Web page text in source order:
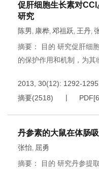
促肝细胞生长素对CCl
研究
陈男 , 康桦, 邓祖跃, 王丹,
摘要： 目的 研究促肝细
的保护作用和机制，为
2013, 30(12): 1292-1295.
摘要(2518) PDF[
丹参素的大鼠在体肠
张怡, 屈勇
摘要： 目的 研究丹参提